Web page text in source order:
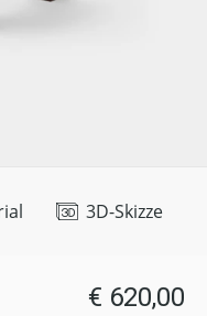
3D-Skizze
€ 620,00